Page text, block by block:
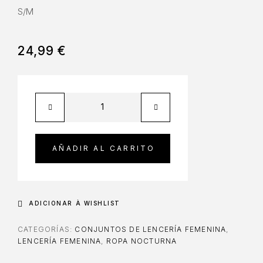
S/M
24,99 €
AÑADIR AL CARRITO
ADICIONAR À WISHLIST
CATEGORÍAS: CONJUNTOS DE LENCERÍA FEMENINA
LENCERÍA FEMENINA
ROPA NOCTURNA